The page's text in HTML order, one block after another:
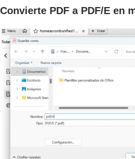
Convierte PDF a PDF/E en